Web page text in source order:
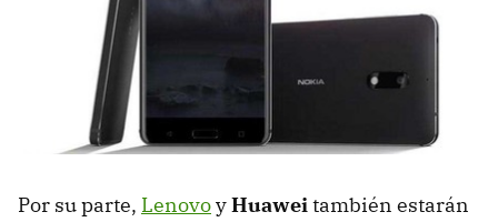
Por su parte, LenovoyHuaweitambién estarán